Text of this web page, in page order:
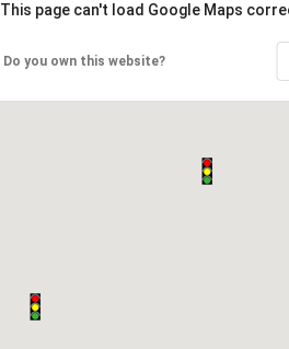
This page can't load Google Maps
Do you own this website?